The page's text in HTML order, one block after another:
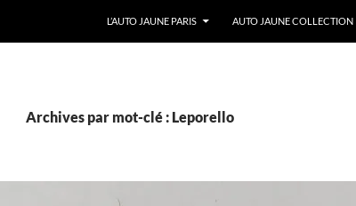
L’AUTO JAUNE PARIS
AUTO JAUNE COLLECTION
Archives par mot-clé : Leporello